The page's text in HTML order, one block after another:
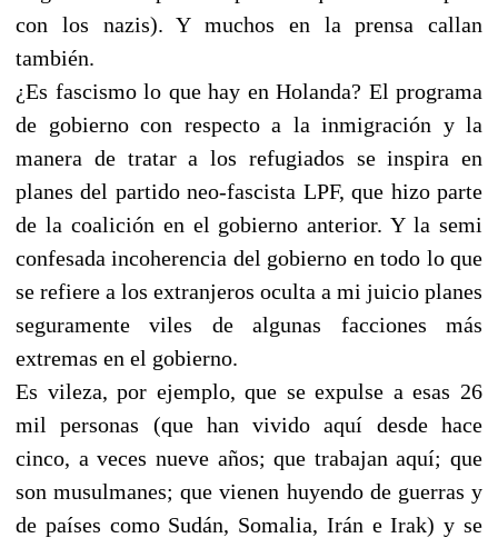
con los nazis). Y muchos en la prensa callan
también.
¿Es fascismo lo que hay en Holanda? El programa
de gobierno con respecto a la inmigración y la
manera de tratar a los refugiados se inspira en
planes del partido neo-fascista LPF, que hizo parte
de la coalición en el gobierno anterior. Y la semi
confesada incoherencia del gobierno en todo lo que
se refiere a los extranjeros oculta a mi juicio planes
seguramente viles de algunas facciones más
extremas en el gobierno.
Es vileza, por ejemplo, que se expulse a esas 26
mil personas (que han vivido aquí desde hace
cinco, a veces nueve años; que trabajan aquí; que
son musulmanes; que vienen huyendo de guerras y
de países como Sudán, Somalia, Irán e Irak) y se